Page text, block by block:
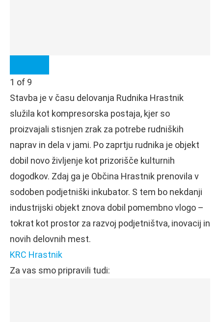
1 of 9
Stavba je v času delovanja Rudnika Hrastnik
služila kot kompresorska postaja, kjer so
proizvajali stisnjen zrak za potrebe rudniških
naprav in dela v jami. Po zaprtju rudnika je objekt
dobil novo življenje kot prizorišče kulturnih
dogodkov. Zdaj ga je Občina Hrastnik prenovila v
sodoben podjetniški inkubator. S tem bo nekdanji
industrijski objekt znova dobil pomembno vlogo –
tokrat kot prostor za razvoj podjetništva, inovacij in
novih delovnih mest.
KRC Hrastnik
Za vas smo pripravili tudi: